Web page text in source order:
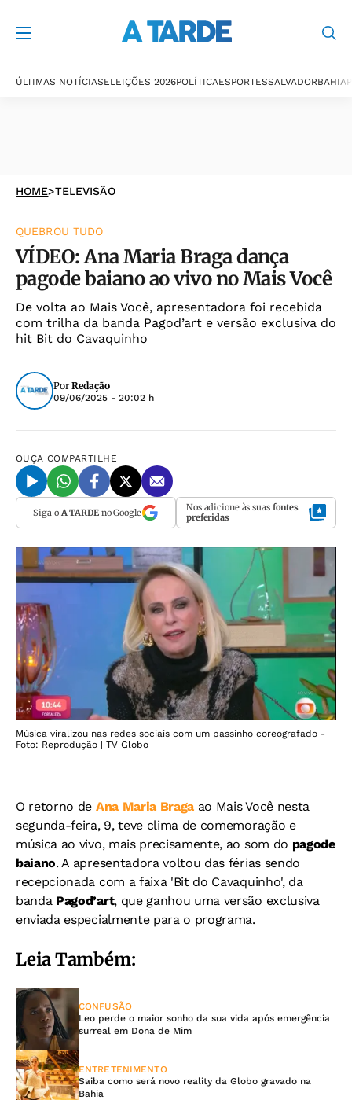
ÚLTIMAS NOTÍCIASELEIÇÕES 2026POLÍTICAESPORTESSALVADORBAHIA
HOME>TELEVISÃO
QUEBROU TUDO
VÍDEO: Ana Maria Braga dança
pagode baiano ao vivo no Mais Você
De volta ao Mais Você, apresentadora foi recebida
com trilha da banda Pagod’art e versão exclusiva do
hit Bit do Cavaquinho
Por Redação
09/06/2025 - 20:02 h
OUÇA COMPARTILHE
Siga o A TARDEno Google Nos adicione às suas fontes
preferidas
Música viralizou nas redes sociais com um passinho coreografado -
Foto: Reprodução | TV Globo
O retorno de Ana Maria Braga ao Mais Você nesta
segunda-feira, 9, teve clima de comemoração e
música ao vivo, mais precisamente, ao som do pagode
baiano. A apresentadora voltou das férias sendo
recepcionada com a faixa 'Bit do Cavaquinho', da
banda Pagod’art, que ganhou uma versão exclusiva
enviada especialmente para o programa.
Leia Também:
CONFUSÃO
Leo perde o maior sonho da sua vida após emergência
surreal em Dona de Mim
ENTRETENIMENTO
Saiba como será novo reality da Globo gravado na
Bahia